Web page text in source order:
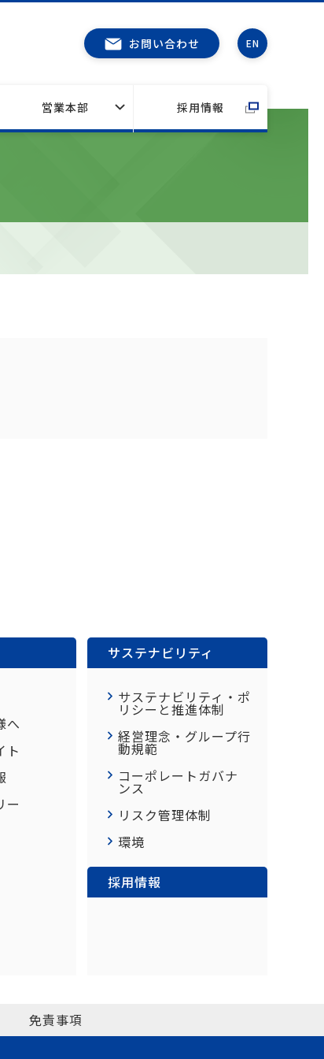
お問い合わせ EN
営業本部 採用情報
へ
ト
ー
サステナビリティ
サステナビリティ・ポ
リシーと推進体制
経営理念・グループ行
動規範
コーポレートガバナ
ンス
リスク管理体制
環境
採用情報
免責事項